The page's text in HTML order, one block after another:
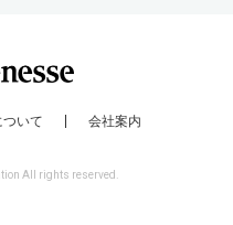
いて 会社案内
All rights reserved.